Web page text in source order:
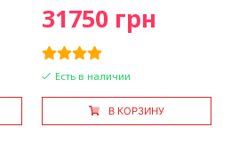
31750 грн
Есть в наличии
В КОРЗИНУ